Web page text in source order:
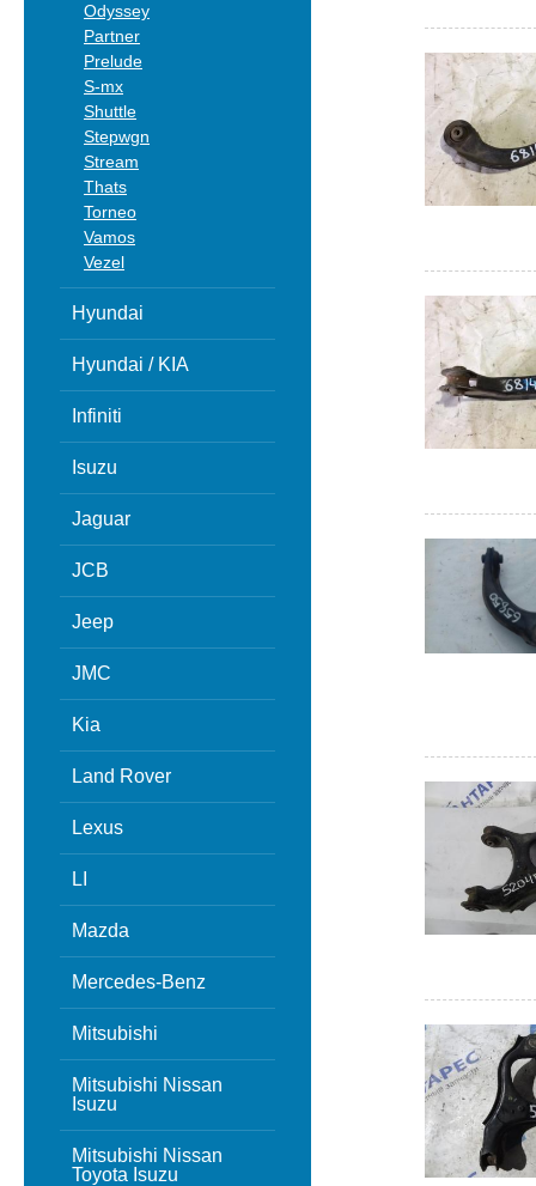
Odyssey
Partner
Prelude
S-mx
Shuttle
Stepwgn
Stream
Thats
Torneo
Vamos
Vezel
Hyundai
Hyundai / KIA
Infiniti
Isuzu
Jaguar
JCB
Jeep
JMC
Kia
Land Rover
Lexus
LI
Mazda
Mercedes-Benz
Mitsubishi
Mitsubishi Nissan
Isuzu
Mitsubishi Nissan
Toyota Isuzu